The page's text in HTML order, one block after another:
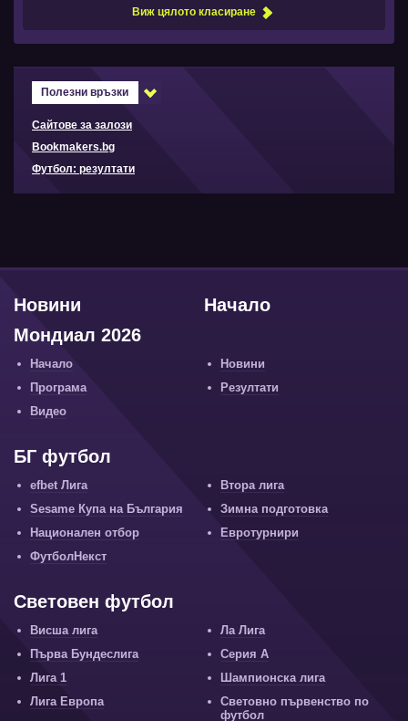
Виж цялото класиране
Полезни връзки
Сайтове за залози
Bookmakers.bg
Футбол: резултати
Начало
Новини
Мондиал 2026
Начало
Новини
Програма
Резултати
Видео
БГ футбол
efbet Лига
Втора лига
Sesame Купа на България
Зимна подготовка
Национален отбор
Евротурнири
ФутболНекст
Световен футбол
Висша лига
Ла Лига
Първа Бундеслига
Серия А
Лига 1
Шампионска лига
Лига Европа
Световно първенство по
футбол